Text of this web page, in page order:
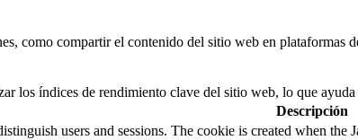
como compartir el contenido del sitio web en plataformas
los índices de rendimiento clave del sitio web, lo que
Descripción
users and sessions. The cookie is created when